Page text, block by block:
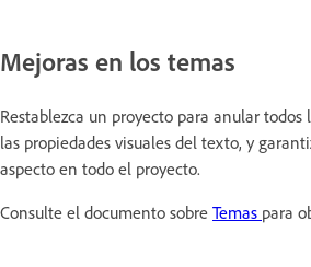
Mejoras en los temas
Restablezca un proyecto para anular todos
las propiedades visuales del texto, y
aspecto en todo el proyecto.
Consulte el documento sobre Temas para